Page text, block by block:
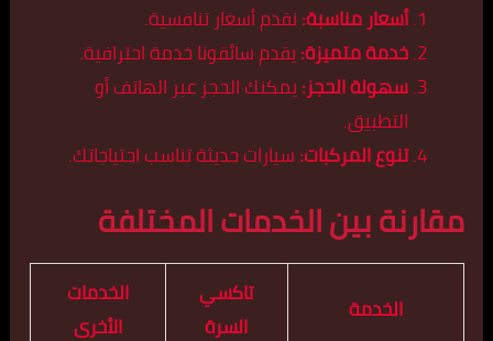
أسعار مناسبة:نقدم أسعار تنافسية.
خدمة متميزة:يقدم سائقونا خدمة احترافية.
سهولة الحجز:يمكنك الحجز عبر الهاتف أو
التطبيق.
تنوع المركبات:سيارات حديثة تناسب احتياجاتك.
مقارنة بين الخدمات المختلفة
الخدمة
تاكسي
السرة
الخدمات
الأخرى